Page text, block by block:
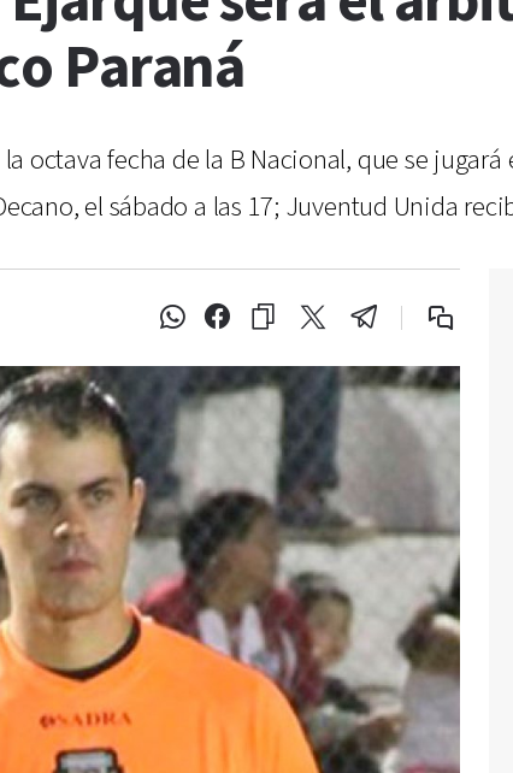
Paraná
octava fecha de la B Nacional, que se
el sábado a las 17; Juventud Unida